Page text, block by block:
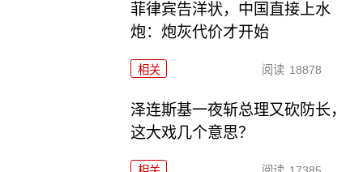
菲律宾告洋状，中国直接上水
炮：炮灰代价才开始
相关 阅读 18878
泽连斯基一夜斩总理又砍防长，
这大戏几个意思？